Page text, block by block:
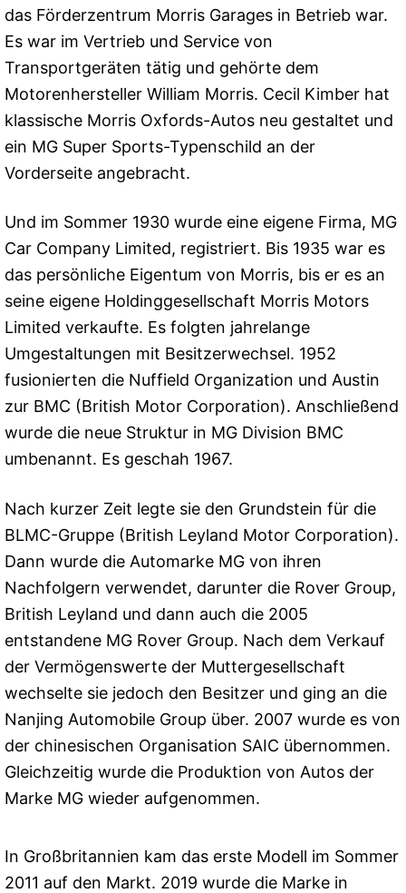
das Förderzentrum Morris Garages in Betrieb war.
Es war im Vertrieb und Service von
Transportgeräten tätig und gehörte dem
Motorenhersteller William Morris. Cecil Kimber hat
klassische Morris Oxfords-Autos neu gestaltet und
ein MG Super Sports-Typenschild an der
Vorderseite angebracht.
Und im Sommer 1930 wurde eine eigene Firma, MG
Car Company Limited, registriert. Bis 1935 war es
das persönliche Eigentum von Morris, bis er es an
seine eigene Holdinggesellschaft Morris Motors
Limited verkaufte. Es folgten jahrelange
Umgestaltungen mit Besitzerwechsel. 1952
fusionierten die Nuffield Organization und Austin
zur BMC (British Motor Corporation). Anschließend
wurde die neue Struktur in MG Division BMC
umbenannt. Es geschah 1967.
Nach kurzer Zeit legte sie den Grundstein für die
BLMC-Gruppe (British Leyland Motor Corporation).
Dann wurde die Automarke MG von ihren
Nachfolgern verwendet, darunter die Rover Group,
British Leyland und dann auch die 2005
entstandene MG Rover Group. Nach dem Verkauf
der Vermögenswerte der Muttergesellschaft
wechselte sie jedoch den Besitzer und ging an die
Nanjing Automobile Group über. 2007 wurde es von
der chinesischen Organisation SAIC übernommen.
Gleichzeitig wurde die Produktion von Autos der
Marke MG wieder aufgenommen.
In Großbritannien kam das erste Modell im Sommer
2011 auf den Markt. 2019 wurde die Marke in